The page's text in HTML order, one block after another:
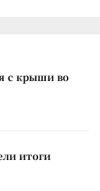
с крыши во
итоги